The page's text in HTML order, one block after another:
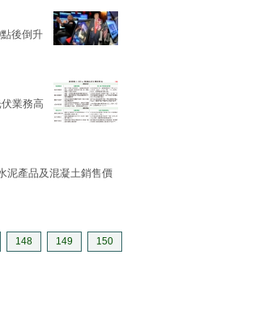
後倒升
業務高
泥產品及混凝土銷售價
148 149 150